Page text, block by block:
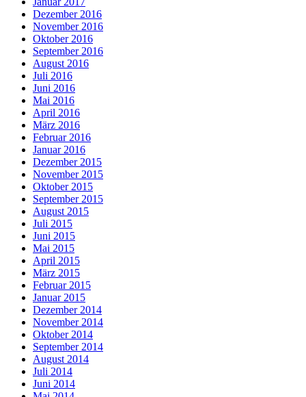
Dezember 2016
November 2016
Oktober 2016
September 2016
August 2016
Juli 2016
Juni 2016
Mai 2016
April 2016
März 2016
Februar 2016
Januar 2016
Dezember 2015
November 2015
Oktober 2015
September 2015
August 2015
Juli 2015
Juni 2015
Mai 2015
April 2015
März 2015
Februar 2015
Januar 2015
Dezember 2014
November 2014
Oktober 2014
September 2014
August 2014
Juli 2014
Juni 2014